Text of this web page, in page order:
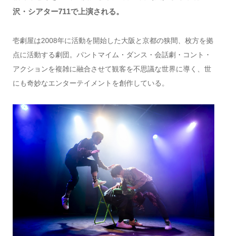
沢・シアター711で上演される。
壱劇屋は2008年に活動を開始した大阪と京都の狭間、枚方を拠
点に活動する劇団。パントマイム・ダンス・会話劇・コント・
アクションを複雑に融合させて観客を不思議な世界に導く、世
にも奇妙なエンターテイメントを創作している。